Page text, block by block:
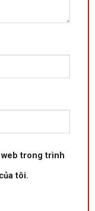
web trong trình
tôi.